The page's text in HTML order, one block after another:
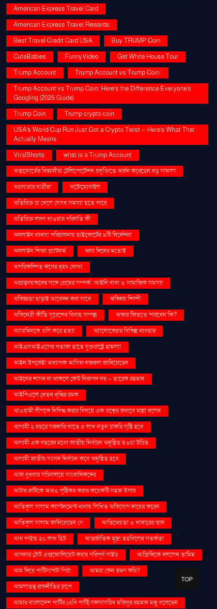
American Express Travel Card
American Express Travel Rewards
Best Travel Credit Card USA
Buy TRUMP Coin
CuteBabies
FunnyVideo
Get White House Tour
Trump Account
Trump Account vs Trump Coin:
Trump Account vs Trump Coin: Here's the Difference Everyone's
Googling (2026 Guide)
Trump Coin
Trump crypto coin
USA's World Cup Run Just Got a Crypto Twist — Here's What That
Actually Means
ViralShorts
what is a Trump Account
অক্সফোর্ডের বিজ্ঞানীরা টেলিপোর্টেশন প্রযুক্তিতে অর্জন করেছেন বড় সাফল্য
অগ্রযাত্রার যাত্রীরা
অটোমোবাইল
অতিরিক্ত চা খেলে যেসব সমস্যা হতে পারে
অতিরিক্ত লবণ খাওয়ার পরিণতি কী
অনলাইন ব্যবসা পরিচালনায় হাইকোর্টের ৯টি নির্দেশনা
অনলাইন শিক্ষা প্ল্যাটফর্ম
অন্য দিনের মতোই
অপরিকল্পিত ঋণের বৃহৎ বোঝা
অপ্রাপ্তবয়স্কদের সঙ্গে প্রেমের সম্পর্ক: আইনি বাধা ও সামাজিক সমস্যা
অভিজ্ঞতা ছাড়াই আবেদন করা যাবে
অভিনয় শিল্পী
অভিনেত্রী কীর্তি সুরেশের বিবাহ সম্পন্ন
অস্কার জিততে পারবেন কি?
অ্যাডমিনকে গুলি করে হত্যা
অ্যালোভেরার বিভিন্ন ব্যবহার
আইএসআইএসের পতাকা হাতে যুক্তরাষ্ট্রে হামলা!
আইন উপদেষ্টা অধ্যাপক আসিফ নজরুল জানিয়েছেন
আইনের শাসন না থাকলে কেউ নিরাপদ নয় - তারেক রহমান
আইপিএলে বেতন বৃদ্ধির চমক
আওয়ামী লীগকে নিষিদ্ধ করার বিষয়ে এক প্রশ্নের জবাবে মান্না বলেন
আগামী ২ বছরে সরকারি খাতে ৫ লাখ নতুন চাকরি সৃষ্টি হবে
আগামী এক বছরের মধ্যে জাতীয় নির্বাচন অনুষ্ঠিত হওয়া উচিত
আগামী জাতীয় সংসদ নির্বাচন কবে অনুষ্ঠিত হবে
আজ বুধবার সচিবালয়ে সাংবাদিকদের
আটার রুটিকে আরও পুষ্টিকর করার কয়েকটি সহজ উপায়
আতিকুল সালাম ক্যান্টনমেন্ট থানায় লিখিত অভিযোগ দায়ের করেন
আতিকুল সালাম জানিয়েছেন যে
আতিথেয়তা ও খাবারের স্বাদ
আধ ঘণ্টায় ২০ লাখ হিট
আন্তর্জাতিক মুদ্রা তহবিলের সতর্কতা
আপনার ঠোঁট এক্সফোলিয়েট করার পরিপূর্ণ গাইড
আফ্রিদিকে বললেন তামিম
আম দিয়ে পাটিসাপটা পিঠা
আমরা কেন ভ্রমণ করি?
আমলাতন্ত্র রাজনীতির চাপে
আমার বাংলাদেশ পার্টির (এবি পার্টি) সদস্যসচিব মজিবুর রহমান মঞ্জু বলেছেন
TOP